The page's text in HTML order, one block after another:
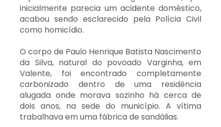
inicialmente parecia um acidente doméstico,
acabou sendo esclarecido pela Polícia Civil
como homicídio.
O corpo de Paulo Henrique Batista Nascimento
da Silva, natural do povoado Varginha, em
Valente, foi encontrado completamente
carbonizado dentro de uma residência
alugada onde morava sozinho há cerca de
dois anos, na sede do município. A vítima
trabalhava em uma fábrica de sandálias.